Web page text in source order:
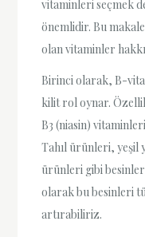
vitaminleri seçmek
önemlidir. Bu
olan vitaminler
Birinci olarak, B-
kilit rol oynar.
B3 (niasin)
Tahıl ürünleri, yeşil
ürünleri gibi
olarak bu besinleri
artırabiliriz.